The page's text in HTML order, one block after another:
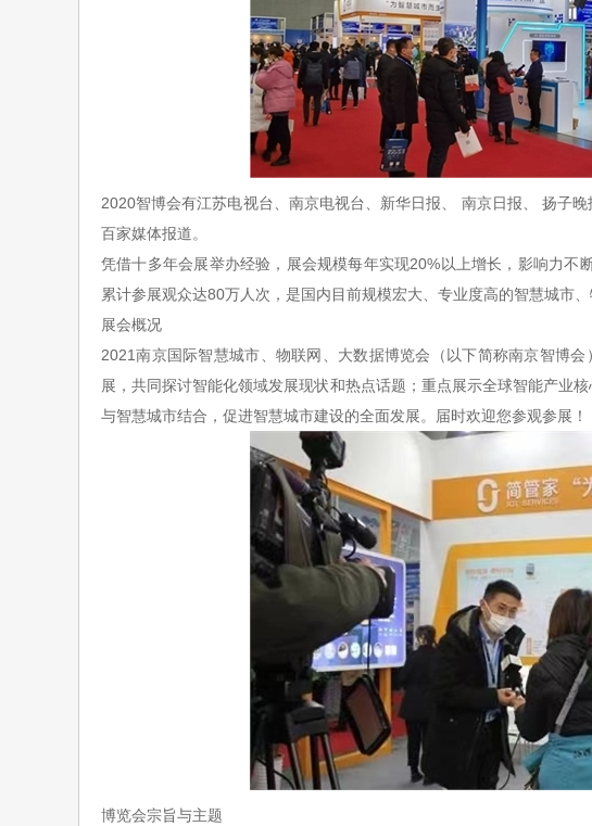
2020智博会有江苏电视台、南京电视台、新华日报、 南京日报、
扬子晚
百家媒体报道。
凭借十多年会展举办经验，展会规模每年实现20%以上增长，影响力不
累计参展观众达80万人次，是国内目前规模宏大、专业度高的智慧城市、
展会概况
2021南京国际智慧城市、物联网、大数据博览会（以下简称南京智博会
展，共同探讨智能化领域发展现状和热点话题；重点展示全球智能产业
与智慧城市结合，促进智慧城市建设的全面发展。届时欢迎您参观参展！
博览会宗旨与主题